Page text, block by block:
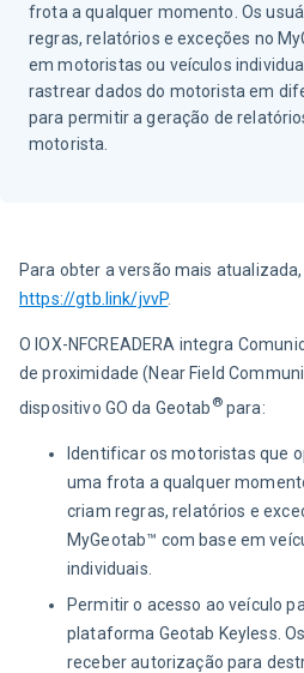
frota a qualquer momento. Os
regras, relatórios e exceções no
em motoristas ou veículos
rastrear dados do motorista em
para permitir a geração de
motorista.
Para obter a versão mais atualizada,
https://gtb.link/jvvP.
O IOX-NFCREADERA integra
de proximidade (Near Field
dispositivo GO da Geotab ® para:
Identificar os motoristas que
uma frota a qualquer
criam regras, relatórios e
MyGeotab™ com base em
individuais.
Permitir o acesso ao veículo
plataforma Geotab Keyless.
receber autorização para